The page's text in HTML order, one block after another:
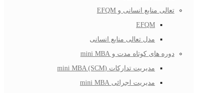
تعالی منابع انسانی و EFQM
EFQM
مدل تعالی منابع انسانی
دوره های کوتاه مدت و mini MBA
مدیریت تدارکات (mini MBA (SCM
مدیریت اجرائی mini MBA